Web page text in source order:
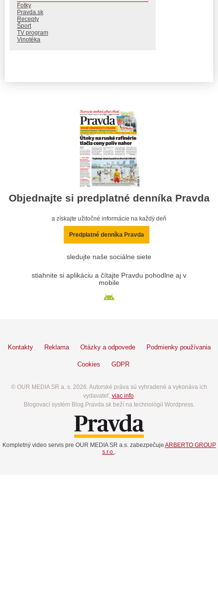
Fotky
Pravda.sk
Recepty
Šport
TV program
Vinotéka
Objednajte si predplatné denníka Pravda
a získajte užitočné informácie na každý deň
Predplatné denníka Pravda
sledujte naše sociálne siete
stiahnite si aplikáciu a čítajte Pravdu pohodlne aj v
mobile
Kontakty Reklama Otázky a odpovede Podmienky používania
Cookies GDPR
© OUR MEDIA SR a. s. 2026. Autorské práva sú vyhradené a vykonáva ich
vydavateľ, viac info.
Blogovací systém Blog.Pravda.sk beží na technológií Wordpress.
Kompletný video servis pre OUR MEDIA SR a.s. zabezpečuje ARBERTO GROUP
s.r.o..